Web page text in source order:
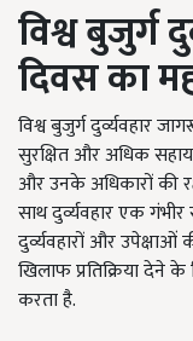
विश्व बुजुर्ग
दिवस का
विश्व बुजुर्ग दुर्व्यवहार
सुरक्षित और अधिक
और उनके अधिकारों की
साथ दुर्व्यवहार एक
दुर्व्यवहारों और
खिलाफ प्रतिक्रिया
करता है.